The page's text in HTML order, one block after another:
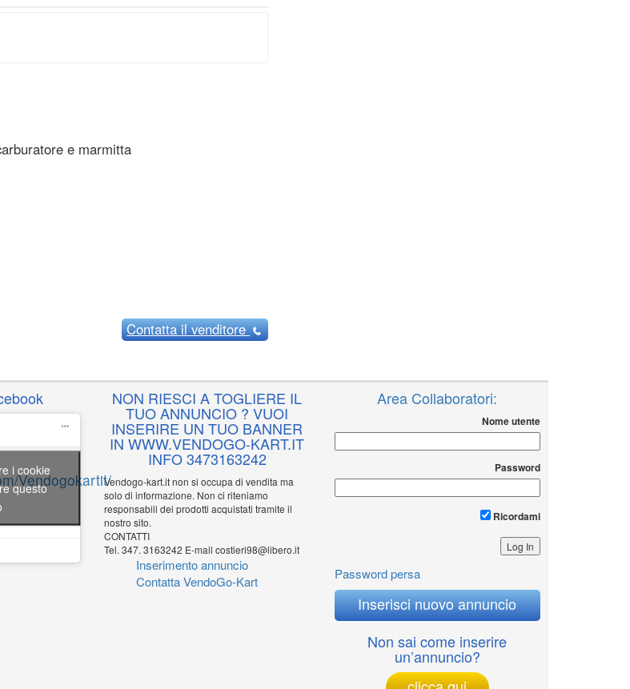
e marmitta
Contattail venditore
Vendogokartit/
i cookie
questo
NON RIESCI A TOGLIERE IL
TUO ANNUNCIO ? VUOI
INSERIRE UN TUO BANNER
IN WWW.VENDOGO-KART.IT
INFO 3473163242
Vendogo-kart.it non si occupa di vendita ma
solo di informazione. Non ci riteniamo
responsabili dei prodotti acquistati tramite il
nostro sito.
CONTATTI
Tel. 347. 3163242 E-mail costieri98@libero.it
Inserimento annuncio
Contatta VendoGo-Kart
Area Collaboratori:
Nome utente
Password
Ricordami
Password persa
Inserisci nuovo annuncio
Non sai come inserire
un’annuncio?